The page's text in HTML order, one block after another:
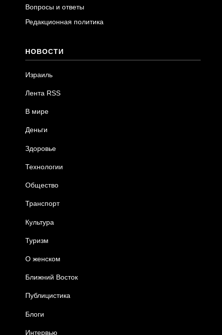
Вопросы и ответы
Редакционная политика
НОВОСТИ
Израиль
Лента RSS
В мире
Деньги
Здоровье
Технологии
Общество
Транспорт
Культура
Туризм
О женском
Ближний Восток
Публицистика
Блоги
Интервью